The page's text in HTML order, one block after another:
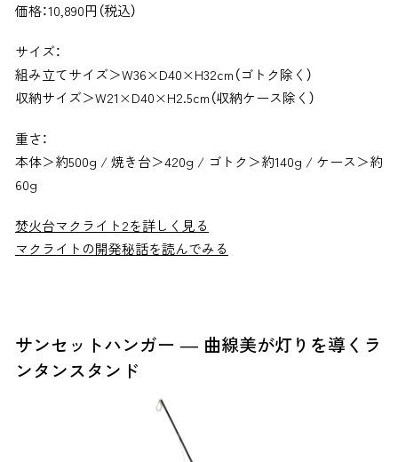
価格：10,890円（税込）
サイズ：
組み立てサイズ＞W36×D40×H32cm（ゴトク除く）
収納サイズ＞W21×D40×H2.5cm（収納ケース除く）
重さ：
本体＞約500g / 焼き台＞420g / ゴトク＞約140g / ケース＞約
60g
焚火台マクライト2を詳しく見る
マクライトの開発秘話を読んでみる
サンセットハンガー ― 曲線美が灯りを導くラ
ンタンスタンド